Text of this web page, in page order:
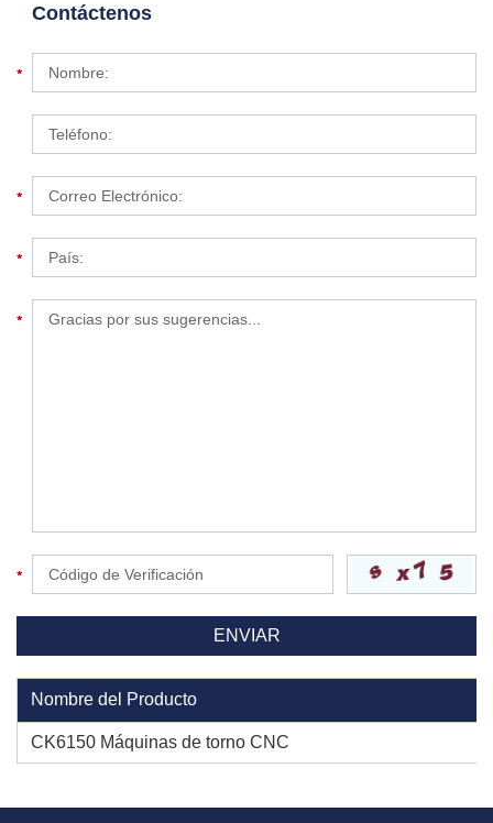
Contáctenos
Nombre del Producto
CK6150 Máquinas de torno CNC